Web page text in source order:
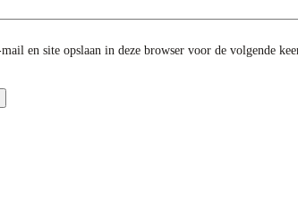
en site opslaan in deze browser voor de volgende